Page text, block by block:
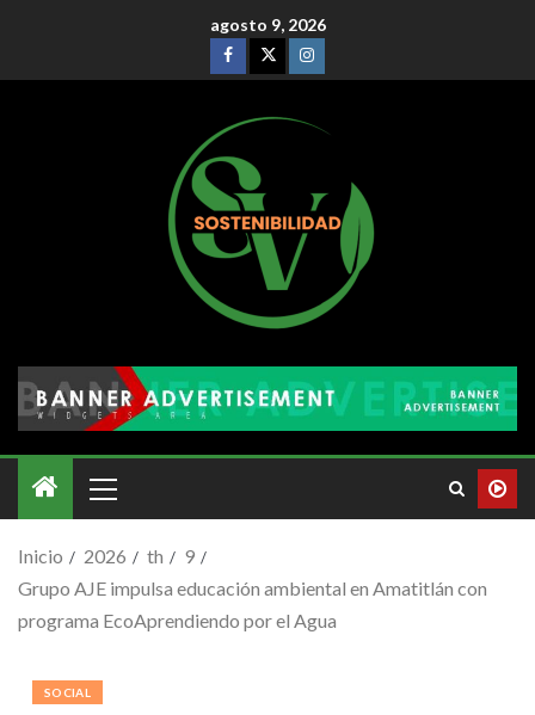
agosto 9, 2026
Inicio 2026 th
9
Grupo AJE impulsa educación ambiental en Amatitlán con
programa EcoAprendiendo por el Agua
SOCIAL